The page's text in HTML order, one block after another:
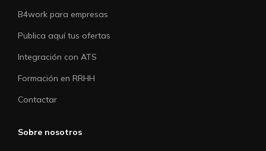
B4work para empresas
Publica aquí tus ofertas
Integración con ATS
Formación en RRHH
Contactar
Sobre nosotros